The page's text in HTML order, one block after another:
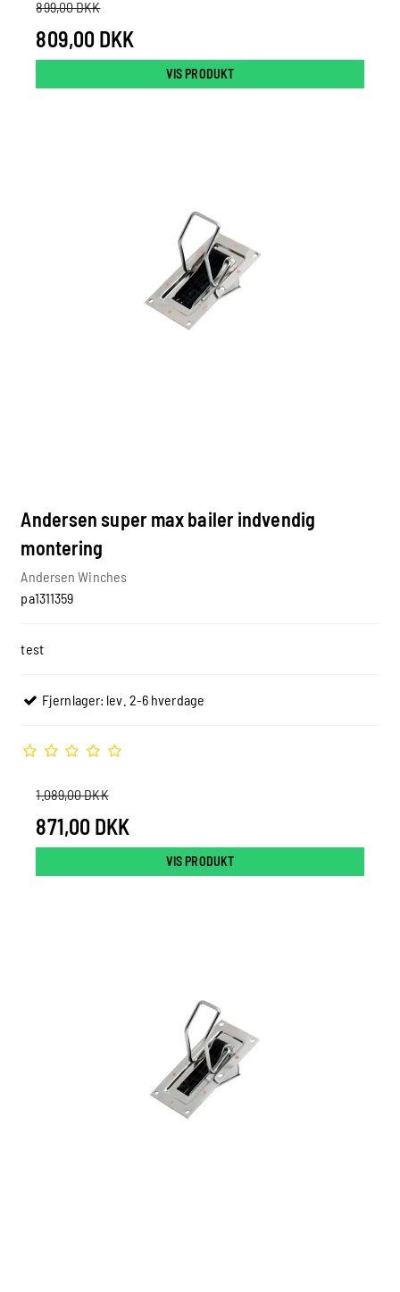
899,00 DKK
809,00 DKK
VIS PRODUKT
Andersen super max bailer indvendig
montering
Andersen Winches
pa1311359
test
Fjernlager: lev. 2-6 hverdage
1.089,00 DKK
871,00 DKK
VIS PRODUKT